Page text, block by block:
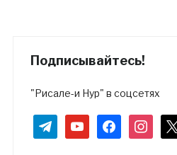
Подписывайтесь!
"Рисале-и Нур" в соцсетях
telegramyoutubefacebookinstagram